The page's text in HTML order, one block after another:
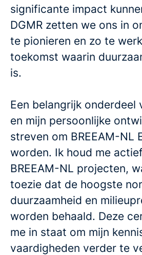
significante impact
DGMR zetten we ons in
te pionieren en zo te
toekomst waarin
is.
Een belangrijk onderdeel
en mijn persoonlijke
streven om BREEAM-NL
worden. Ik houd me
BREEAM-NL projecten,
toezie dat de hoogste
duurzaamheid en
worden behaald. Deze
me in staat om mijn
vaardigheden verder te